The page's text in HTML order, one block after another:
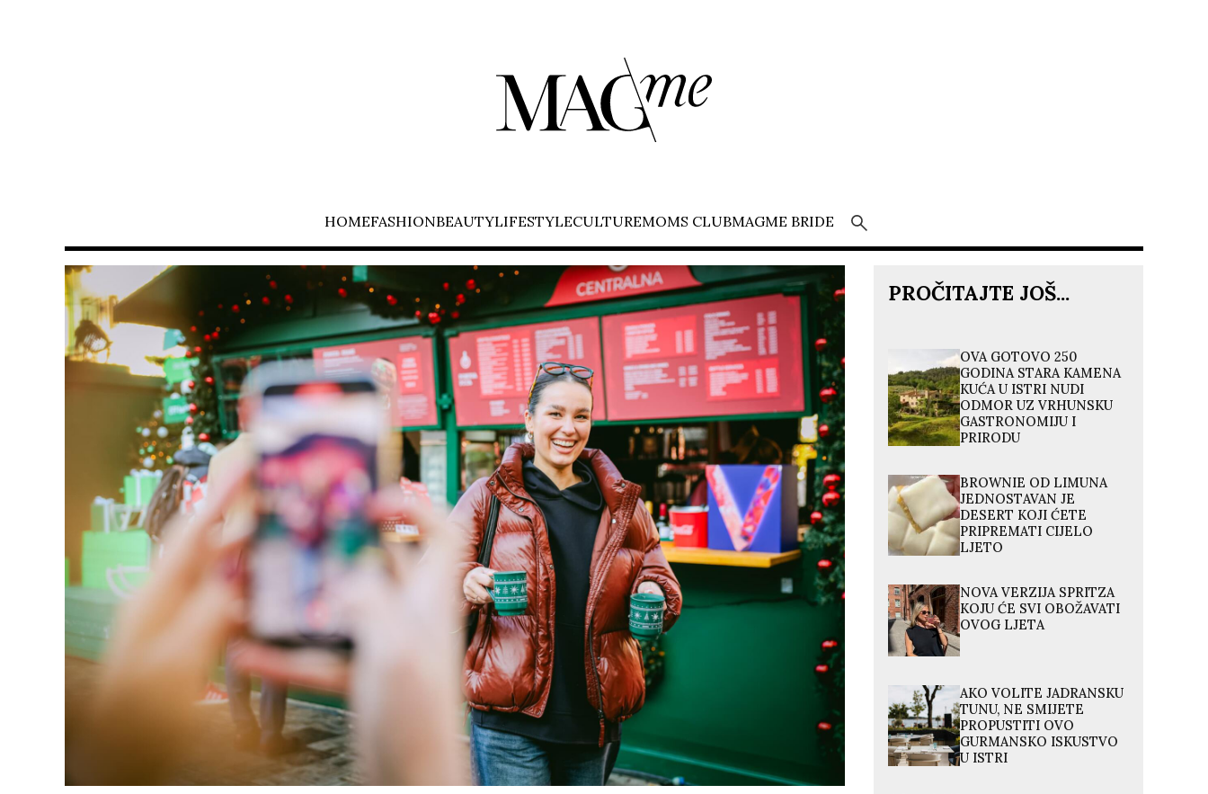
HOMEFASHIONBEAUTYLIFESTYLECULTUREMOMS CLUBMAGME BRIDE
PROČITAJTE JOŠ...
OVA GOTOVO 250
GODINA STARA KAMENA
KUĆA U ISTRI NUDI
ODMOR UZ VRHUNSKU
GASTRONOMIJU I
PRIRODU
BROWNIE OD LIMUNA
JEDNOSTAVAN JE
DESERT KOJI ĆETE
PRIPREMATI CIJELO
LJETO
NOVA VERZIJA SPRITZA
KOJU ĆE SVI OBOŽAVATI
OVOG LJETA
AKO VOLITE JADRANSKU
TUNU, NE SMIJETE
PROPUSTITI OVO
GURMANSKO ISKUSTVO
U ISTRI